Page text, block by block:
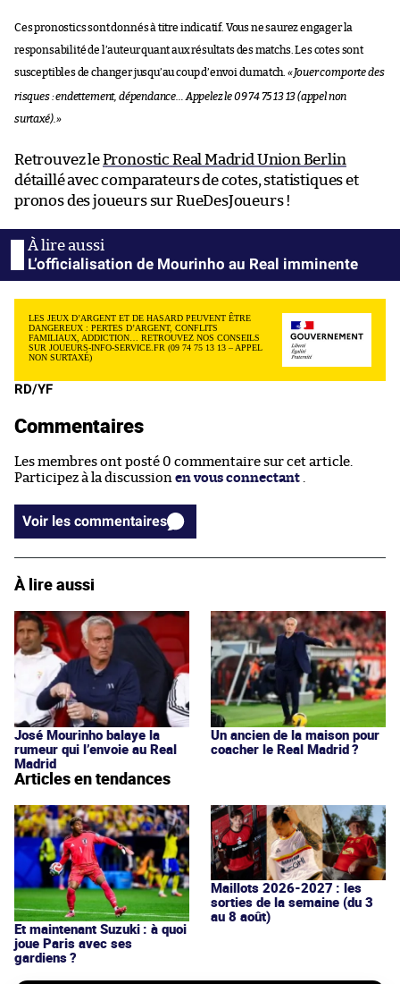
Ces pronostics sont donnés à titre indicatif. Vous ne saurez engager la
responsabilité de l’auteur quant aux résultats des matchs. Les cotes sont
susceptibles de changer jusqu’au coup d’envoi du match. «Jouer comporte des
risques : endettement, dépendance… Appelez le 09 74 75 13 13 (appel non
surtaxé). »
Retrouvez lePronostic Real Madrid Union Berlin
détaillé avec comparateurs de cotes, statistiques et
pronos des joueurs sur RueDesJoueurs !
L’officialisation de Mourinho au Real imminente
LES JEUX D’ARGENT ET DE HASARD PEUVENT ÊTRE
DANGEREUX : PERTES D’ARGENT, CONFLITS
FAMILIAUX, ADDICTION… RETROUVEZ NOS CONSEILS
SUR JOUEURS-INFO-SERVICE.FR (09 74 75 13 13 – APPEL
NON SURTAXÉ)
RD/YF
Commentaires
Les membres ont posté 0 commentaire sur cet article.
Participez à la discussion en vous connectant
Voir les commentaires
À lire aussi
José Mourinho balaye la
rumeur qui l’envoie au Real
Madrid
Un ancien de la maison pour
coacher le Real Madrid ?
Articles en tendances
Et maintenant Suzuki : à quoi
joue Paris avec ses
gardiens ?
Maillots 2026-2027 : les
sorties de la semaine (du 3
au 8 août)